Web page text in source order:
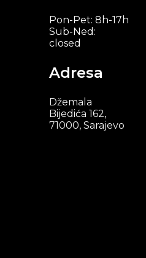
Pon-Pet: 8h-17h
Sub-Ned:
closed
Adresa
Džemala
Bijedića 162,
71000, Sarajevo